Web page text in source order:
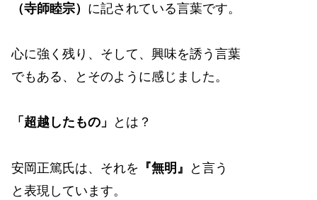
（寺師睦宗） に記されている言葉です。
心に強く残り、そして、興味を誘う言葉
でもある、とそのように感じました。
「超越したもの」 とは？
安岡正篤氏は、それを 『無明』
と言う
と表現しています。